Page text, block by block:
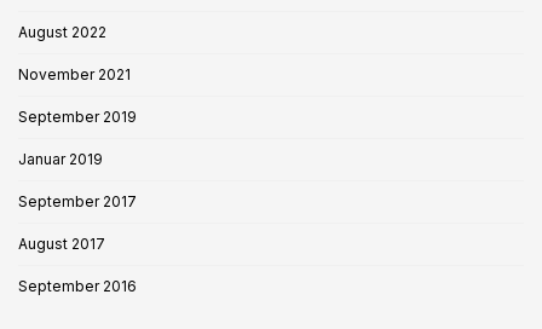
August 2022
November 2021
September 2019
Januar 2019
September 2017
August 2017
September 2016